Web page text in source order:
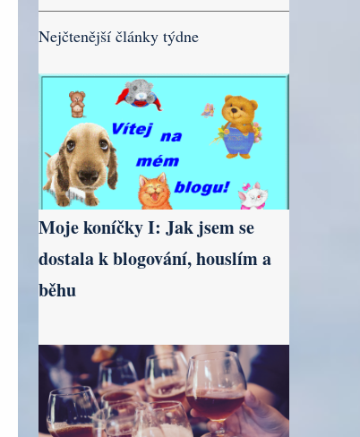
Nejčtenější články týdne
Moje koníčky I: Jak jsem se
dostala k blogování, houslím a
běhu